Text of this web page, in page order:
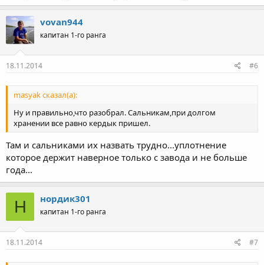
vovan944
капитан 1-го ранга
18.11.2014 #6
masyak сказал(а):
Ну и правильно,что разобрал. Сальникам,при долгом
хранении все равно кердык пришел.
Там и сальниками их назвать трудно...уплотнение
которое держит наверное только с завода и не больше
года...
Н нордик301
капитан 1-го ранга
18.11.2014 #7